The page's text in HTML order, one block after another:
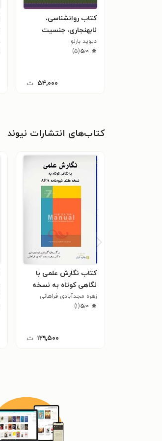
کتاب روانشناسی،
نابهنجاری، جنسیت
دیوید بارلو
۵٫۰(۵)
۵۴,۰۰۰ ت
کتاب‌های انتشارات نیوند
کتاب نگارش علمی با
نگاهی کوتاه به نسخه
هفتم شیوه نامه APA
زهره مجدآبادی فراهانی
۵٫۰(۱)
۱۲۹,۵۰۰ ت